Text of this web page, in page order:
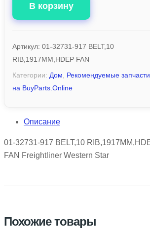
В корзину
Артикул: 01-32731-917 BELT,10
RIB,1917MM,HDEP FAN
Категории: Дом
Рекомендуемые запчасти
на BuyParts.Online
Описание
01-32731-917 BELT,10
FAN Freightliner Western Star
Похожие товары